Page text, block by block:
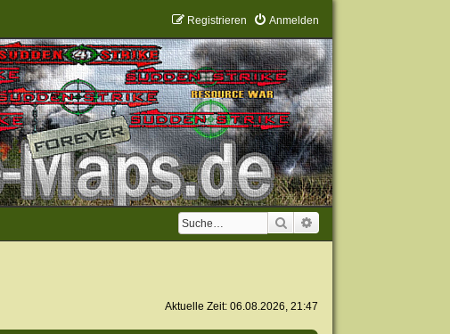
Anmelden
Registrieren
Suche
Aktuelle Zeit: 06.08.2026, 21:47